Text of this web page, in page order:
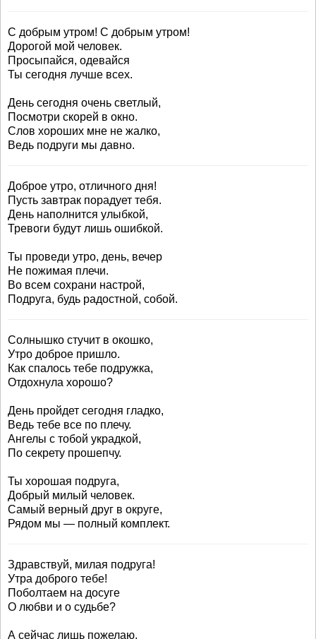
С добрым утром! С добрым утром!
Дорогой мой человек.
Просыпайся, одевайся
Ты сегодня лучше всех.
День сегодня очень светлый,
Посмотри скорей в окно.
Слов хороших мне не жалко,
Ведь подруги мы давно.
Доброе утро, отличного дня!
Пусть завтрак порадует тебя.
День наполнится улыбкой,
Тревоги будут лишь ошибкой.
Ты проведи утро, день, вечер
Не пожимая плечи.
Во всем сохрани настрой,
Подруга, будь радостной, собой.
Солнышко стучит в окошко,
Утро доброе пришло.
Как спалось тебе подружка,
Отдохнула хорошо?
День пройдет сегодня гладко,
Ведь тебе все по плечу.
Ангелы с тобой украдкой,
По секрету прошепчу.
Ты хорошая подруга,
Добрый милый человек.
Самый верный друг в округе,
Рядом мы — полный комплект.
Здравствуй, милая подруга!
Утра доброго тебе!
Поболтаем на досуге
О любви и о судьбе?
А сейчас лишь пожелаю,